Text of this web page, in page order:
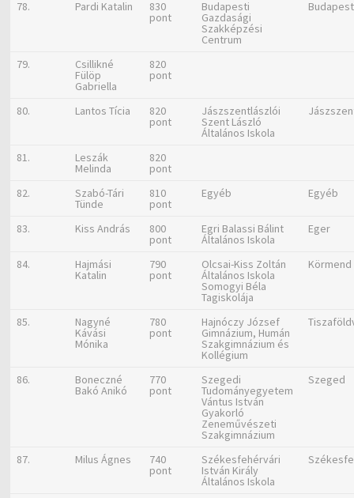
78. Pardi Katalin 830
pont
Budapesti
Gazdasági
Szakképzési
Centrum
Budapest
79. Csillikné
Fülöp
Gabriella
820
pont
80. Lantos Tícia 820
pont
Jászszentlászlói
Szent László
Általános Iskola
81. Leszák
Melinda
820
pont
82.
Szabó-Tári
Tünde
810
pont
Egyéb Egyéb
83. Kiss András 800
pont
Egri Balassi Bálint
Általános Iskola
Eger
84. Hajmási
Katalin
790
pont
Olcsai-Kiss Zoltán
Általános Iskola
Somogyi Béla
Tagiskolája
Körmend
85. Nagyné
Kávási
Mónika
780
pont
Hajnóczy József
Gimnázium, Humán
Szakgimnázium és
Kollégium
86. Boneczné
Bakó Anikó
770
pont
Szegedi
Tudományegyetem
Vántus István
Gyakorló
Zeneművészeti
Szakgimnázium
Szeged
87. Milus Ágnes 740
pont
Székesfehérvári
István Király
Általános Iskola